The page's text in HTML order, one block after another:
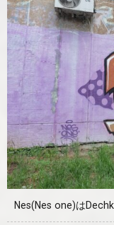
Nes(Nes one)は